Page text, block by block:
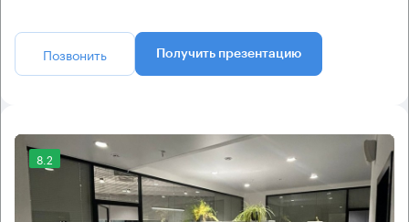
Позвонить Получить презентацию
8.2